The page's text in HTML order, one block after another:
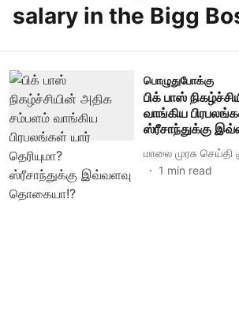
salary in the Bigg
பொழுதுபோக்கு
பிக் பாஸ்
வாங்கிய
ஸ்ரீசாந்துக்கு
மாலை முரசு செய்தி
1 min read